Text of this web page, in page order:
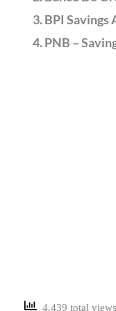
BPI Savings
PNB –
4,439 total views